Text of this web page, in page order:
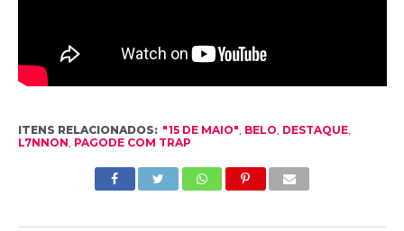
ITENS RELACIONADOS: "15 DE MAIO" BELO DESTAQUE,
L7NNON PAGODE COM TRAP